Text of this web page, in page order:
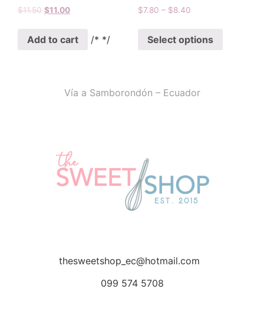
$11.50 $11.00
Add to cart /* */
$7.80 – $8.40
Select options
Vía a Samborondón – Ecuador
thesweetshop_ec@hotmail.com
099 574 5708